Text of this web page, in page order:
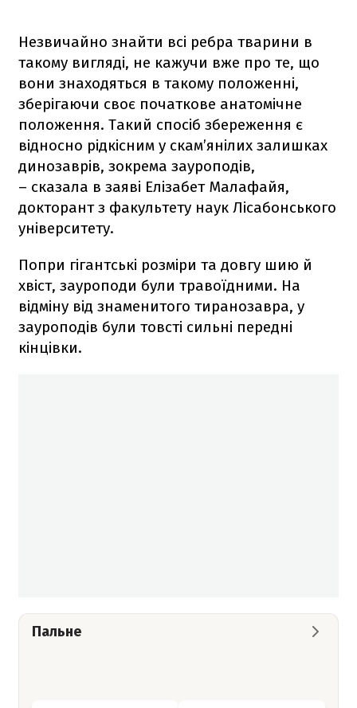
Незвичайно знайти всі ребра тварини в
такому вигляді, не кажучи вже про те, що
вони знаходяться в такому положенні,
зберігаючи своє початкове анатомічне
положення. Такий спосіб збереження є
відносно рідкісним у скам’янілих залишках
динозаврів, зокрема зауроподів,
– сказала в заяві Елізабет Малафайя,
докторант з факультету наук Лісабонського
університету.
Попри гігантські розміри та довгу шию й
хвіст, зауроподи були травоїдними. На
відміну від знаменитого тиранозавра, у
зауроподів були товсті сильні передні
кінцівки.
Пальне